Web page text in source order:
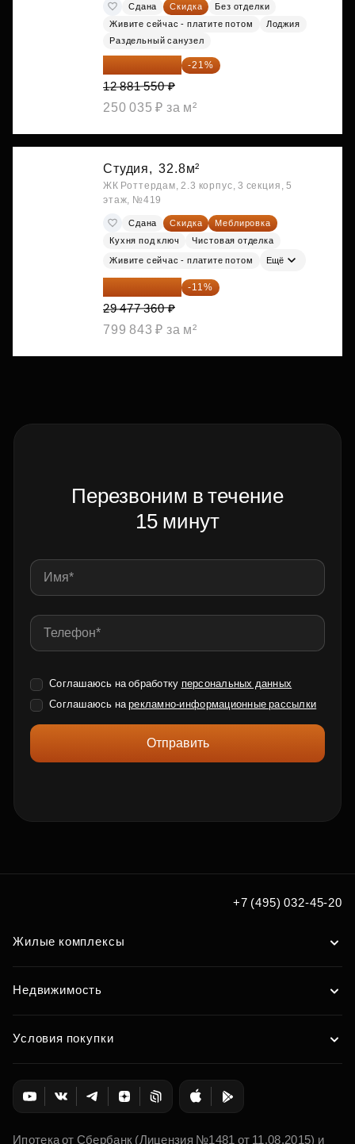
Сдана Скидка
Без отделки
Живите сейчас - платите потом
Лоджия
Раздельный санузел
10 176 425 ₽ -21%
12 881 550 ₽
250 035 ₽ за м²
Студия, 32.8м²
ЖК Роттердам, 2.3 корпус, 3 секция, 5
этаж, №419
Сдана Скидка
Меблировка
Кухня под ключ
Чистовая отделка
Живите сейчас - платите потом Ещё
26 234 850 ₽ -11%
29 477 360 ₽
799 843 ₽ за м²
Перезвоним в течение
15 минут
Соглашаюсь на обработку персональных данных
Соглашаюсь нарекламно-информационные рассылки
Отправить
+7 (495) 032-45-20
Жилые комплексы
Недвижимость
Условия покупки
Ипотека от Сбербанк (Лицензия №1481 от 11.08.2015) и